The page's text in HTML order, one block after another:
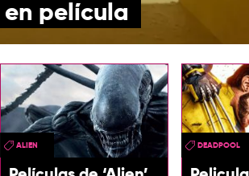
película
ALIEN DEADPOOL